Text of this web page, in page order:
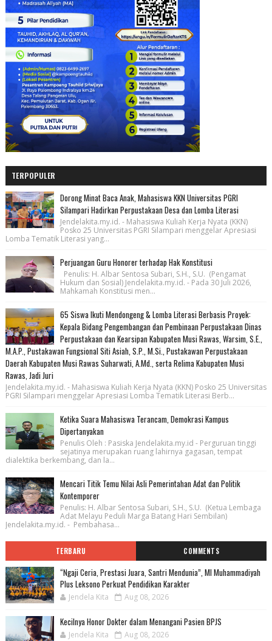
TERPOPULER
Dorong Minat Baca Anak, Mahasiswa KKN Universitas PGRI
Silampari Hadirkan Perpustakaan Desa dan Lomba Literasi
Jendelakita.my.id. - Mahasiswa Kuliah Kerja Nyata (KKN)
Posko 25 Universitas PGRI Silampari menggelar Apresiasi
Lomba Tematik Literasi yang...
Perjuangan Guru Honorer terhadap Hak Konstitusi
Penulis: H. Albar Sentosa Subari, S.H., S.U. (Pengamat
Hukum dan Sosial) Jendelakita.my.id. - Pada 30 Juli 2026,
Mahkamah Konstitusi men...
65 Siswa Ikuti Mendongeng & Lomba Literasi Berbasis Proyek:
Kepala Bidang Pengembangan dan Pembinaan Perpustakaan Dinas
Perpustakaan dan Kearsipan Kabupaten Musi Rawas, Warsim, S.E.,
M.A.P., Pustakawan Fungsional Siti Asiah, S.P., M.Si., Pustakawan Perpustakaan
Daerah Kabupaten Musi Rawas Suharwati, A.Md., serta Relima Kabupaten Musi
Rawas, Jadi Juri
Jendelakita.my.id. - Mahasiswa Kuliah Kerja Nyata (KKN) Posko 25 Universitas
PGRI Silampari menggelar Apresiasi Lomba Tematik Literasi Berb...
Ketika Suara Mahasiswa Terancam, Demokrasi Kampus
Dipertanyakan
Penulis Oleh : Pasiska Jendelakita.my.id - Perguruan tinggi
sejatinya merupakan ruang lahirnya gagasan, tempat
dialektika berkembang, dan la...
Mencari Titik Temu Nilai Asli Pemerintahan Adat dan Politik
Kontemporer
Penulis: H. Albar Sentosa Subari, S.H., S.U. (Ketua Lembaga
Adat Melayu Peduli Marga Batang Hari Sembilan)
Jendelakita.my.id. - Pembahasa...
TERBARU COMMENTS
“Ngaji Ceria, Prestasi Juara, Santri Mendunia”, MI Muhammadiyah
Plus Leksono Perkuat Pendidikan Karakter
Jendela Kita Aug 08, 2026
Kecilnya Honor Dokter dalam Menangani Pasien BPJS
Jendela Kita Aug 08, 2026